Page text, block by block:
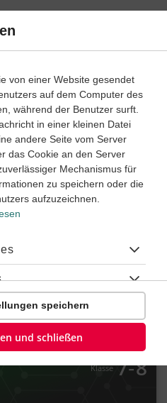
Klasse 7
Klasse 7‐8
von einer Website gesendet
auf dem Computer des
während der Benutzer surft.
in einer kleinen Datei
andere Seite vom Server
das Cookie an den Server
Mechanismus für
zu speichern oder die
aufzuzeichnen.
Cookiesspeichern
und schließen